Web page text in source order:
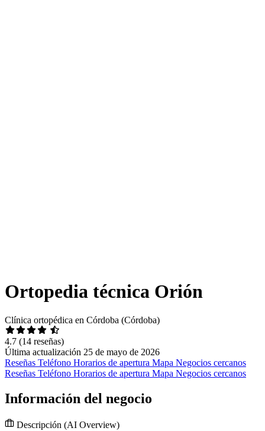
Ortopedia técnica Orión
Clínica ortopédica en Córdoba (Córdoba)
4.7 (14 reseñas)
Última actualización 25 de mayo de 2026
Reseñas Teléfono Horarios de apertura Mapa Negocios cercanos
Reseñas Teléfono Horarios de apertura Mapa Negocios cercanos
Información del negocio
Descripción (AI Overview)